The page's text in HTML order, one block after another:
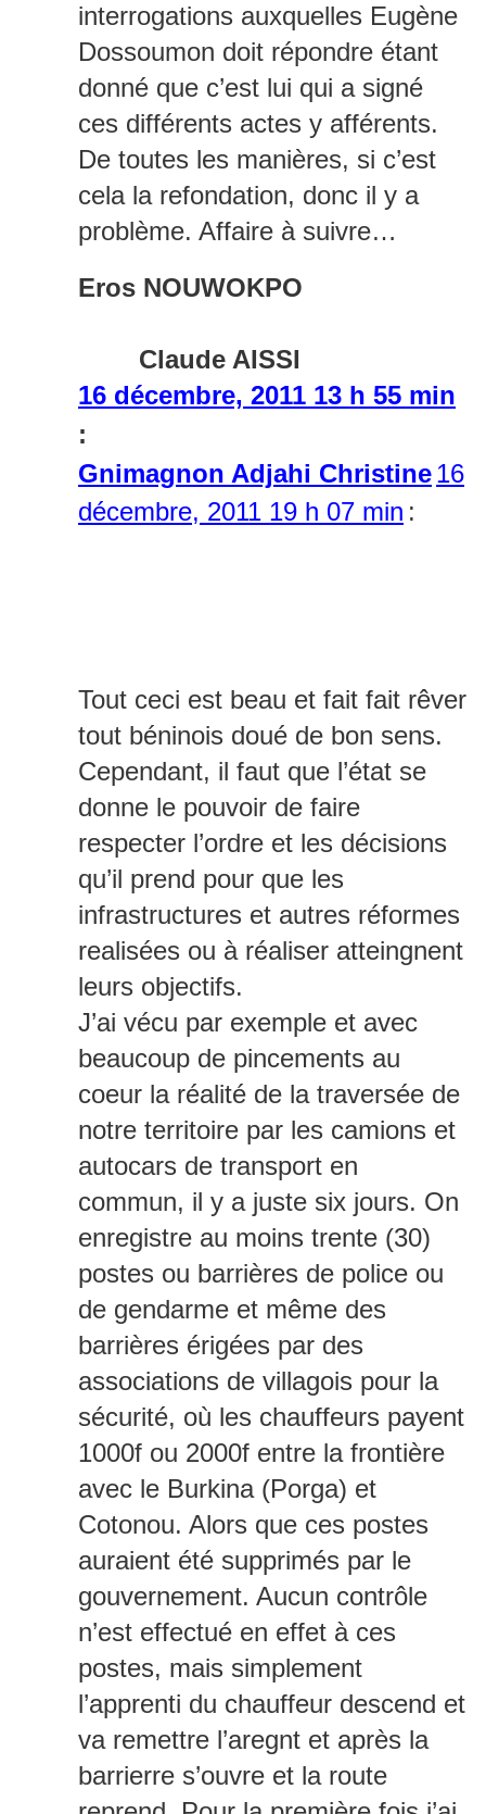
interrogations auxquelles Eugène
Dossoumon doit répondre étant
donné que c’est lui qui a signé
ces différents actes y afférents.
De toutes les manières, si c’est
cela la refondation, donc il y a
problème. Affaire à suivre…
Eros NOUWOKPO
Claude AISSI
16 décembre, 2011 13 h 55 min
:
Gnimagnon Adjahi Christine16
décembre, 2011 19 h 07 min :
Tout ceci est beau et fait fait rêver
tout béninois doué de bon sens.
Cependant, il faut que l’état se
donne le pouvoir de faire
respecter l’ordre et les décisions
qu’il prend pour que les
infrastructures et autres réformes
realisées ou à réaliser atteingnent
leurs objectifs.
J’ai vécu par exemple et avec
beaucoup de pincements au
coeur la réalité de la traversée de
notre territoire par les camions et
autocars de transport en
commun, il y a juste six jours. On
enregistre au moins trente (30)
postes ou barrières de police ou
de gendarme et même des
barrières érigées par des
associations de villagois pour la
sécurité, où les chauffeurs payent
1000f ou 2000f entre la frontière
avec le Burkina (Porga) et
Cotonou. Alors que ces postes
auraient été supprimés par le
gouvernement. Aucun contrôle
n’est effectué en effet à ces
postes, mais simplement
l’apprenti du chauffeur descend et
va remettre l’aregnt et après la
barrierre s’ouvre et la route